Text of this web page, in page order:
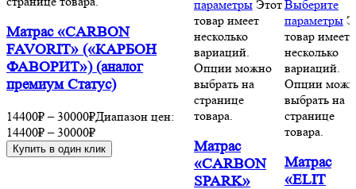
Матрас «CARBON
FAVORIT» («КАРБОН
ФАВОРИТ») (аналог
премиум Статус)
14400₽ – 30000₽Диапазон цен:
14400₽ – 30000₽
Купить в один клик
параметры Этот
товар имеет
несколько
вариаций.
Опции можно
выбрать на
странице
товара.
Матрас
«CARBON
SPARK»
Выберите
параметры
товар имеет
несколько
вариаций.
Опции
выбрать на
странице
товара.
Матрас
«ELIT